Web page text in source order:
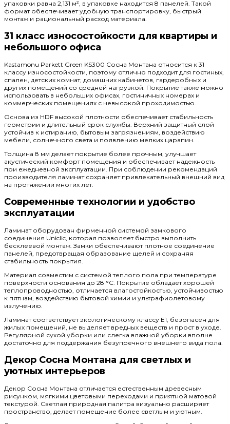
упаковки равна 2,131 м², в упаковке находится 8 панелей. Такой
формат обеспечивает удобную транспортировку, быстрый
монтаж и рациональный расход материала.
31 класс износостойкости для квартиры и
небольшого офиса
Kastamonu Parkett Green KS300 Сосна Монтана относится к 31
классу износостойкости, поэтому отлично подходит для гостиных,
спален, детских комнат, домашних кабинетов, гардеробных и
других помещений со средней нагрузкой. Покрытие также можно
использовать в небольших офисах, гостиничных номерах и
коммерческих помещениях с невысокой проходимостью.
Основа из HDF высокой плотности обеспечивает стабильность
геометрии и длительный срок службы. Верхний защитный слой
устойчив к истиранию, бытовым загрязнениям, воздействию
мебели, солнечного света и появлению мелких царапин.
Толщина 8 мм делает покрытие более прочным, улучшает
акустический комфорт помещения и обеспечивает надежность
при ежедневной эксплуатации. При соблюдении рекомендаций
производителя ламинат сохраняет привлекательный внешний вид
на протяжении многих лет.
Современные технологии и удобство
эксплуатации
Ламинат оборудован фирменной системой замкового
соединения Uniclic, которая позволяет быстро выполнить
бесклеевой монтаж. Замки обеспечивают плотное соединение
панелей, предотвращая образование щелей и сохраняя
стабильность покрытия.
Материал совместим с системой теплого пола при температуре
поверхности основания до 28 °C. Покрытие обладает хорошей
теплопроводностью, отличается влагостойкостью, устойчивостью
к пятнам, воздействию бытовой химии и ультрафиолетовому
излучению.
Ламинат соответствует экологическому классу E1, безопасен для
жилых помещений, не выделяет вредных веществ и прост в уходе.
Регулярной сухой уборки или слегка влажной уборки вполне
достаточно для поддержания безупречного внешнего вида пола.
Декор Сосна Монтана для светлых и
уютных интерьеров
Декор Сосна Монтана отличается естественным древесным
рисунком, мягкими цветовыми переходами и приятной матовой
текстурой. Светлая природная палитра визуально расширяет
пространство, делает помещение более светлым и уютным.